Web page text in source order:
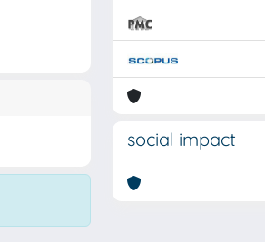
social impact